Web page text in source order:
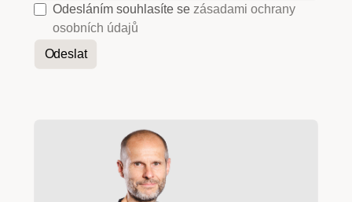
Odesláním souhlasíte se zásadami ochrany
osobních údajů